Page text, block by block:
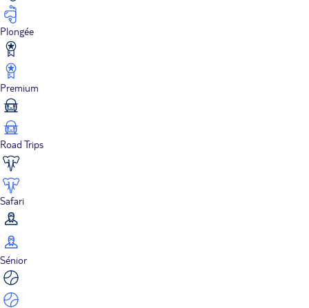
Plongée
Premium
Road Trips
Safari
Sénior